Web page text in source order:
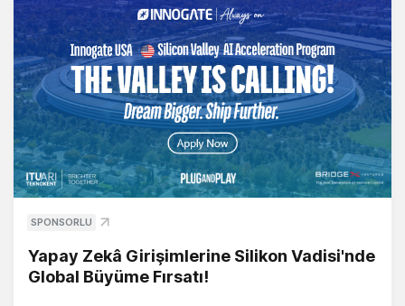
SPONSORLU
Yapay Zekâ Girişimlerine Silikon Vadisi'nde
Global Büyüme Fırsatı!